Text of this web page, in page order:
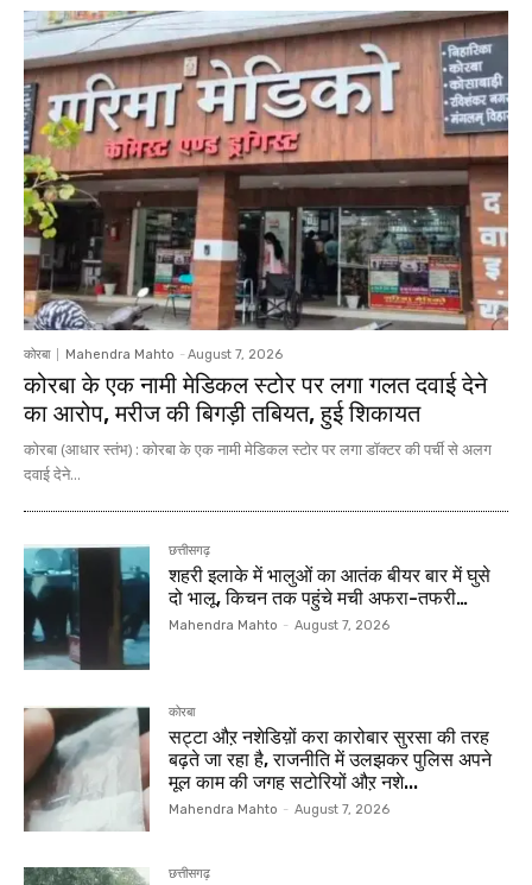
कोरबा Mahendra Mahto - August 7, 2026
कोरबा के एक नामी मेडिकल स्टोर पर लगा गलत दवाई देने
का आरोप, मरीज की बिगड़ी तबियत, हुई शिकायत
कोरबा (आधार स्तंभ) : कोरबा के एक नामी मेडिकल स्टोर पर लगा डॉक्टर की पर्ची से अलग
दवाई देने...
छत्तीसगढ़
शहरी इलाके में भालुओं का आतंक बीयर बार में घुसे
दो भालू, किचन तक पहुंचे मची अफरा-तफरी…
Mahendra Mahto - August 7, 2026
कोरबा
सट्टा औऱ नशेडिय़ों करा कारोबार सुरसा की तरह
बढ़ते जा रहा है, राजनीति में उलझकर पुलिस अपने
मूल काम की जगह सटोरियों औऱ नशे...
Mahendra Mahto - August 7, 2026
छत्तीसगढ़